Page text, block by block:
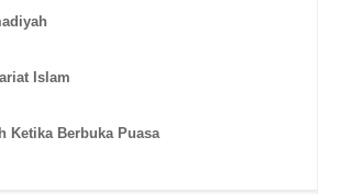
Islam
Ketika Berbuka Puasa